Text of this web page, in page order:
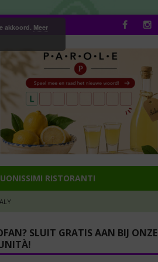
RISTORANTI
SLUIT GRATIS AAN BIJ ONZE
akkoord. Meer